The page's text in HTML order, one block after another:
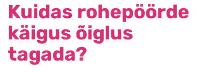
Kuidas rohepöörde
käigus õiglus
tagada?